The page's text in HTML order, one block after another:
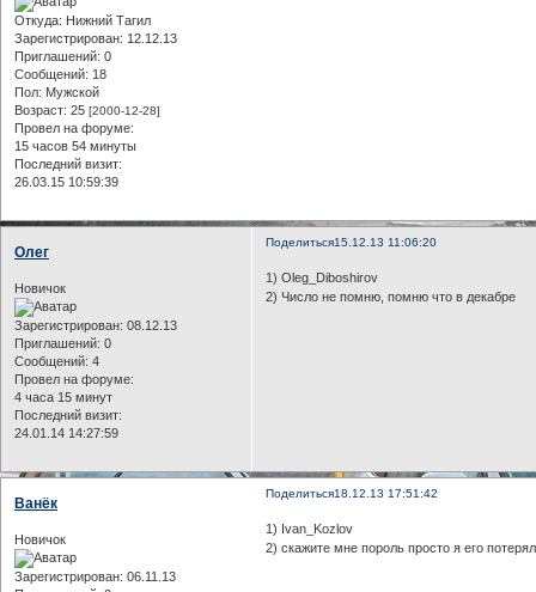
Откуда: Нижний Тагил
Зарегистрирован: 12.12.13
Приглашений: 0
Сообщений: 18
Пол: Мужской
Возраст: 25 [2000-12-28]
Провел на форуме:
15 часов 54 минуты
Последний визит:
26.03.15 10:59:39
Поделиться15.12.13 11:06:20
Олег
Новичок
Зарегистрирован: 08.12.13
Приглашений: 0
Сообщений: 4
Провел на форуме:
4 часа 15 минут
Последний визит:
24.01.14 14:27:59
1) Oleg_Diboshirov
2) Число не помню, помню что в декабре
Поделиться18.12.13 17:51:42
Ванёк
Новичок
Зарегистрирован: 06.11.13
1) Ivan_Kozlov
2) скажите мне пороль просто я его